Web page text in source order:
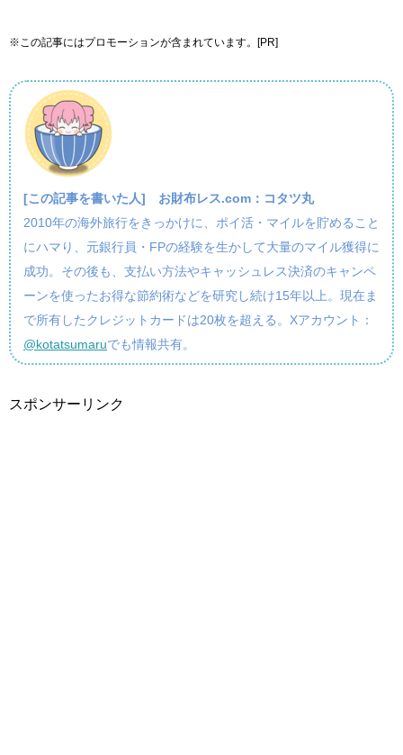
※この記事にはプロモーションが含まれています。[PR]
[この記事を書いた人] お財布レス.com：コタツ丸
2010年の海外旅行をきっかけに、ポイ活・マイルを貯めること
にハマり、元銀行員・FPの経験を生かして大量のマイル獲得に
成功。その後も、支払い方法やキャッシュレス決済のキャンペ
ーンを使ったお得な節約術などを研究し続け15年以上。現在ま
で所有したクレジットカードは20枚を超える。Xアカウント：
@kotatsumaruでも情報共有。
スポンサーリンク